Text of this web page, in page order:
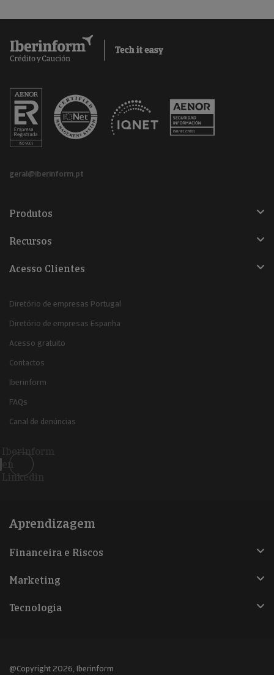
geral@iberinform.pt
Produtos
Recursos
Acesso Clientes
Diretório de empresas Portugal
Diretório de empresas Espanha
Acesso gratuito
Contactos
Iberinform
FAQs
Canal de denúncias
Iberinform
en
Linkedin
Aprendizagem
Financeira e Riscos
Marketing
Tecnologia
@Copyright 2026, Iberinform